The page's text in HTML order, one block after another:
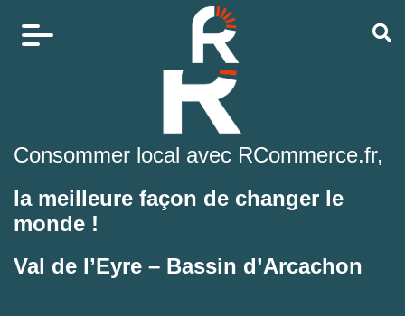
Consommer local avec RCommerce.fr,
la meilleure façon de changer le
monde !
Val de l’Eyre – Bassin d’Arcachon